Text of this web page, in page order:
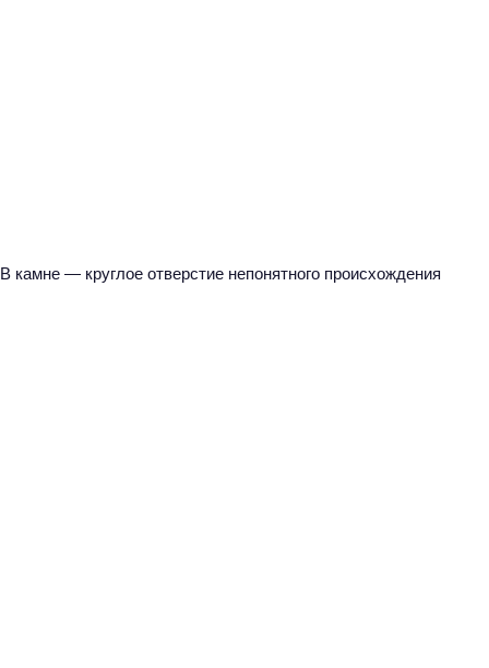
В камне — круглое отверстие непонятного происхождения